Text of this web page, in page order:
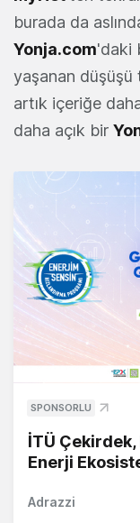
burada da
Yonja.com'daki
yaşanan
artık içeriğe
daha açık bir
SPONSORLU
İTÜ
Enerji
Adrazzi